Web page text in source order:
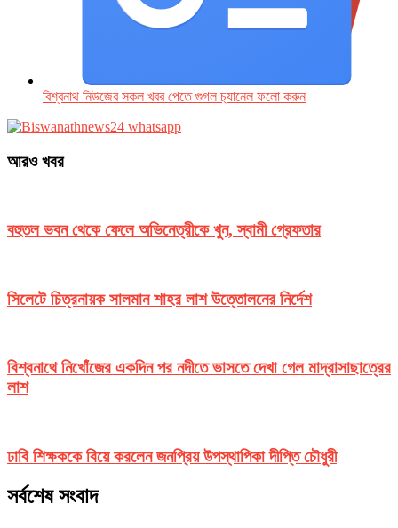
বিশ্বনাথ নিউজের সকল খবর পেতে গুগল চ‌্যানেল ফলো করুন
আরও খবর
বহুতল ভবন থেকে ফেলে অভিনেত্রীকে খুন, স্বামী গ্রেফতার
সিলেটে চিত্রনায়ক সালমান শাহর লাশ উত্তোলনের নির্দেশ
বিশ্বনাথে নিখোঁজের একদিন পর নদীতে ভাসতে দেখা গেল মাদ্রাসাছাত্রের
লাশ
ঢাবি শিক্ষককে বিয়ে করলেন জনপ্রিয় উপস্থাপিকা দীপ্তি চৌধুরী
সর্বশেষ সংবাদ